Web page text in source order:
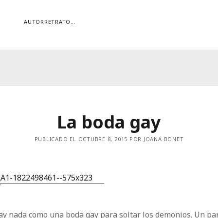
AUTORRETRATO…
La boda gay
PUBLICADO EL OCTUBRE 8, 2015 POR JOANA BONET
nada como una boda gay para soltar los demonios. Un